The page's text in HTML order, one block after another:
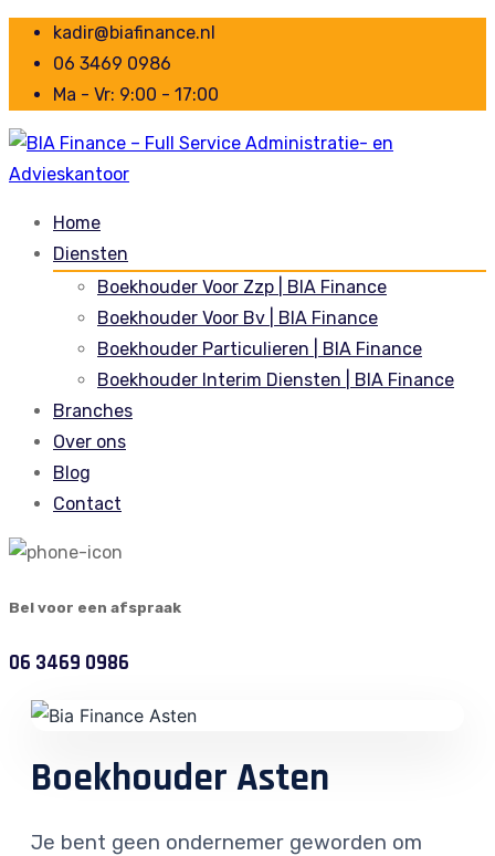
kadir@biafinance.nl
06 3469 0986
Ma - Vr: 9:00 - 17:00
Home
Diensten
Boekhouder Voor Zzp | BIA Finance
Boekhouder Voor Bv | BIA Finance
Boekhouder Particulieren | BIA Finance
Boekhouder Interim Diensten | BIA Finance
Branches
Over ons
Blog
Contact
Bel voor een afspraak
06 3469 0986
Boekhouder Asten
Je bent geen ondernemer geworden om